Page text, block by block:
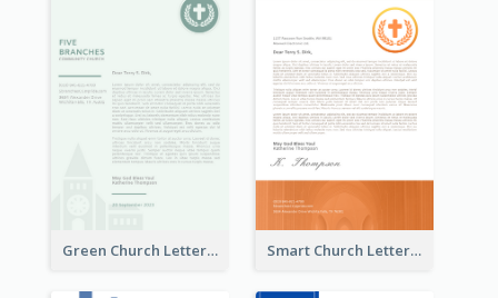
Green Church Letterhead Smart Church Letterhead